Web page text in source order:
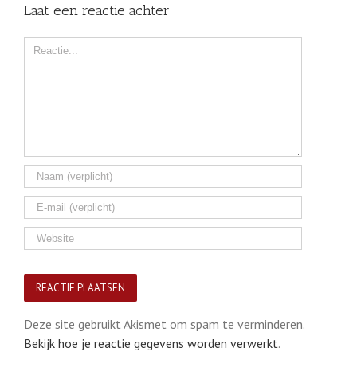
Laat een reactie achter
Comment
Deze site gebruikt Akismet om spam te verminderen.
Bekijk hoe je reactie gegevens worden verwerkt.